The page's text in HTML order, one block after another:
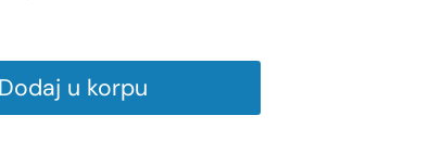
Dodaj u korpu